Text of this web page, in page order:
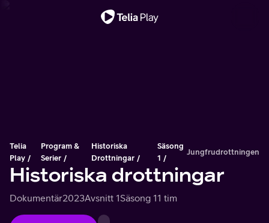
Telia
Play
Program &
Serier
Historiska
Drottningar
Säsong
1
Jungfrudrottningen
Historiska drottningar
Dokumentär2023Avsnitt 1Säsong 11 tim